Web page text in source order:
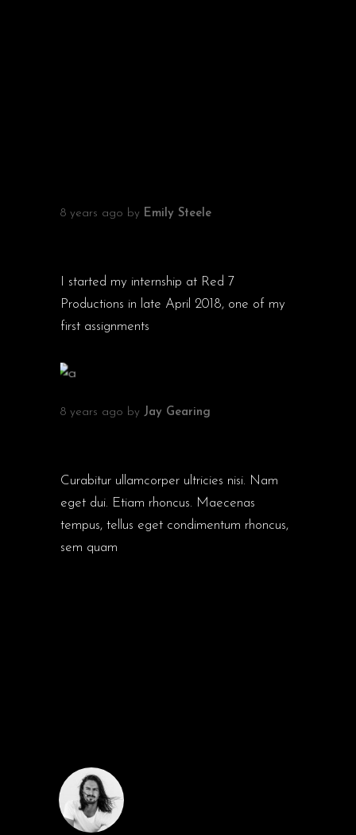
8 years ago by Emily Steele
I started my internship at Red 7
Productions in late April 2018, one of my
first assignments
8 years ago by Jay Gearing
Curabitur ullamcorper ultricies nisi. Nam
eget dui. Etiam rhoncus. Maecenas
tempus, tellus eget condimentum rhoncus,
sem quam